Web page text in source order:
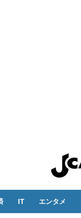
IT エンタメ